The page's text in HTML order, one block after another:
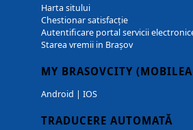
Harta sitului
Chestionar satisfacție
Autentificare portal servicii
Starea vremii in Brașov
MY BRASOVCITY
Android | IOS
TRADUCERE AUTOMATĂ